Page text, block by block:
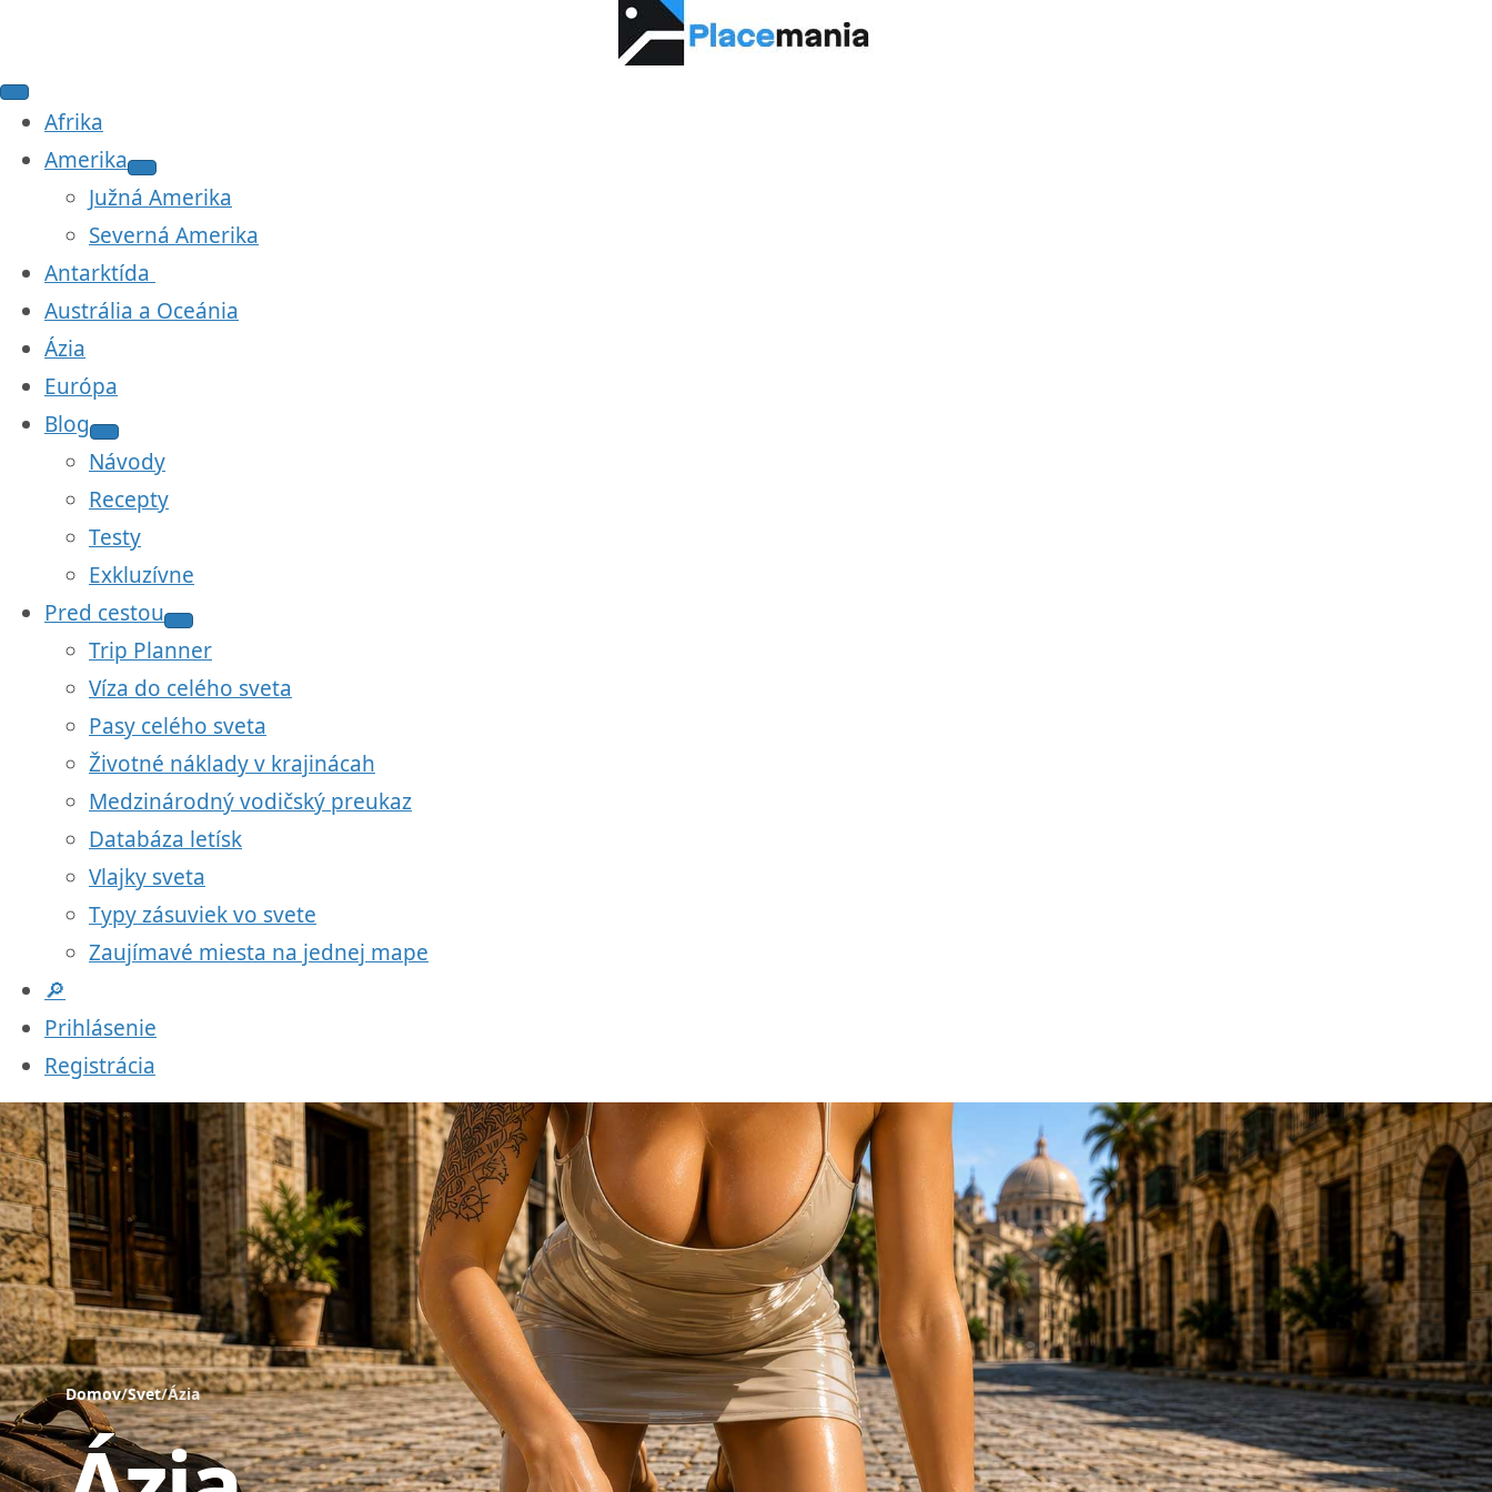
Afrika
Amerika
Južná Amerika
Severná Amerika
Antarktída
Austrália a Oceánia
Ázia
Európa
Blog
Návody
Recepty
Testy
Exkluzívne
Pred cestou
Trip Planner
Víza do celého sveta
Pasy celého sveta
Životné náklady v krajinácah
Medzinárodný vodičský preukaz
Databáza letísk
Vlajky sveta
Typy zásuviek vo svete
Zaujímavé miesta na jednej mape
🔎
Prihlásenie
Registrácia
Domov/Svet/Ázia